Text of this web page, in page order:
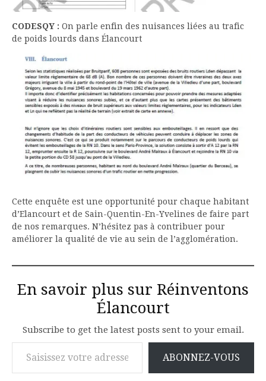
CODESQY : On parle enfin des nuisances liées au trafic
de poids lourds dans Élancourt
Cette enquête est une opportunité pour chaque habitant
d’Elancourt et de Sain-Quentin-En-Yvelines de faire part
de nos remarques. N’hésitez pas à contribuer pour
améliorer la qualité de vie au sein de l’agglomération.
En savoir plus sur Réinventons
Élancourt
Subscribe to get the latest posts sent to your email.
Saisissez votre adresse e-mail…
ABONNEZ-VOUS